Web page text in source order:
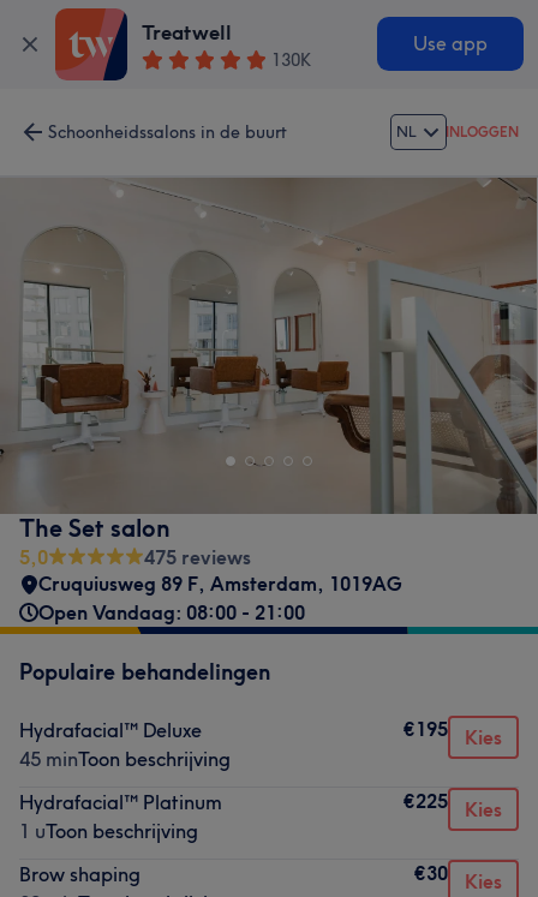
Treatwell
130K
Use app
Schoonheidssalons in de buurt NL INLOGGEN
The Set salon
5,0
475 reviews
Cruquiusweg 89 F, Amsterdam, 1019AG
Open Vandaag: 08:00 - 21:00
Populaire behandelingen
Hydrafacial™ Deluxe
45 minToon beschrijving
€195 Kies
Hydrafacial™ Platinum
1 uToon beschrijving
€225 Kies
Brow shaping
€30 Kies